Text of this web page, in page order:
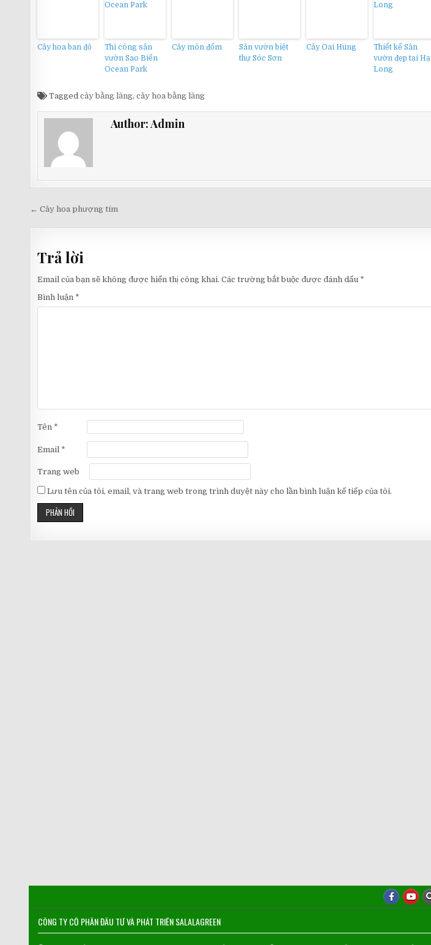
Cây hoa ban đỏ
Thi công sân
vườn Sao Biển
Ocean Park
Cây môn đốm
Sân vườn biệt
thự Sóc Sơn
Cây Oai Hùng
Thiết kế Sân
vườn đẹp tại Hạ
Long
Taggedcây bằng lăng,cây hoa bằng lăng
Author:Admin
Điều
hướng
viết
← Cây hoa phượng tím
Trả lời
Email của bạn sẽ không được hiển thị công khai. Các trường bắt buộc được đánh dấu *
Bình luận *
Tên *
Email *
Trang web
Lưu tên của tôi, email, và trang web trong trình duyệt này cho lần bình luận kế tiếp của tôi.
CÔNG TY CỔ PHẦN ĐẦU TƯ VÀ PHÁT TRIỂN SALALAGREEN